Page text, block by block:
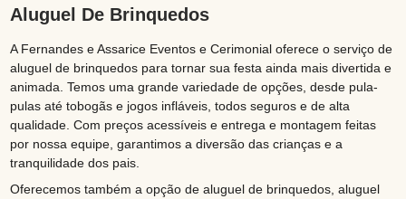
Aluguel De Brinquedos
A Fernandes e Assarice Eventos e Cerimonial oferece o serviço de
aluguel de brinquedos para tornar sua festa ainda mais divertida e
animada. Temos uma grande variedade de opções, desde pula-
pulas até tobogãs e jogos infláveis, todos seguros e de alta
qualidade. Com preços acessíveis e entrega e montagem feitas
por nossa equipe, garantimos a diversão das crianças e a
tranquilidade dos pais.
Oferecemos também a opção de aluguel de brinquedos, aluguel